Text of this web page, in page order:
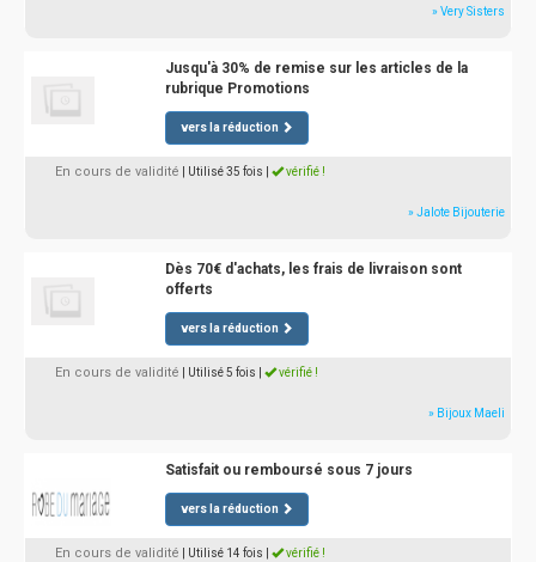
» Very Sisters
Jusqu'à 30% de remise sur les articles de la
rubrique Promotions
vers la réduction
En cours de validité | Utilisé 35 fois vérifié !
» Jalote Bijouterie
Dès 70€ d'achats, les frais de livraison sont
offerts
vers la réduction
En cours de validité | Utilisé 5 fois vérifié !
» Bijoux Maeli
Satisfait ou remboursé sous 7 jours
vers la réduction
En cours de validité | Utilisé 14 fois vérifié !